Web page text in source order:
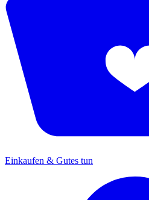
Einkaufen & Gutes tun